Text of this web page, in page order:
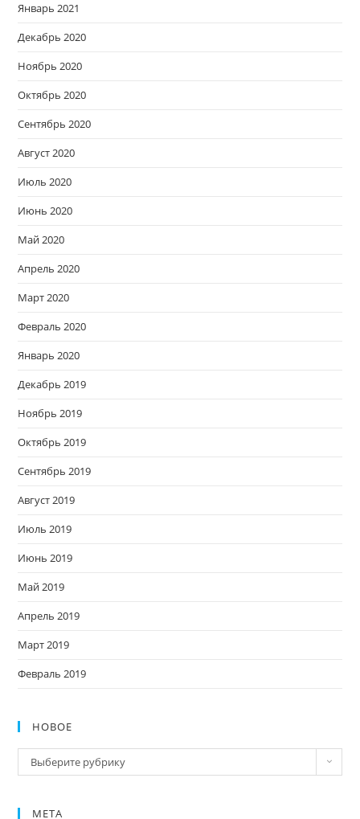
Январь 2021
Декабрь 2020
Ноябрь 2020
Октябрь 2020
Сентябрь 2020
Август 2020
Июль 2020
Июнь 2020
Май 2020
Апрель 2020
Март 2020
Февраль 2020
Январь 2020
Декабрь 2019
Ноябрь 2019
Октябрь 2019
Сентябрь 2019
Август 2019
Июль 2019
Июнь 2019
Май 2019
Апрель 2019
Март 2019
Февраль 2019
НОВОЕ
Новое
Выберите рубрику
МЕТА